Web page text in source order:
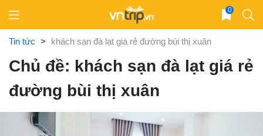
content
0
Tin tức > khách sạn đà lạt giá rẻ đường bùi thị xuân
Chủ đề: khách sạn đà lạt giá rẻ
đường bùi thị xuân